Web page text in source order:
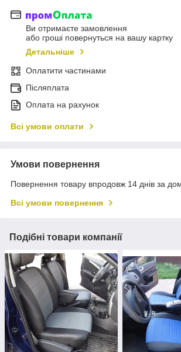
Ви отримаєте замовлення
або гроші повернуться на вашу картку
Детальніше
Оплатити частинами
Післяплата
Оплата на рахунок
Всі умови оплати
Умови повернення
Повернення товару впродовж 14 днів за
Всі умови повернення
Подібні товари компанії